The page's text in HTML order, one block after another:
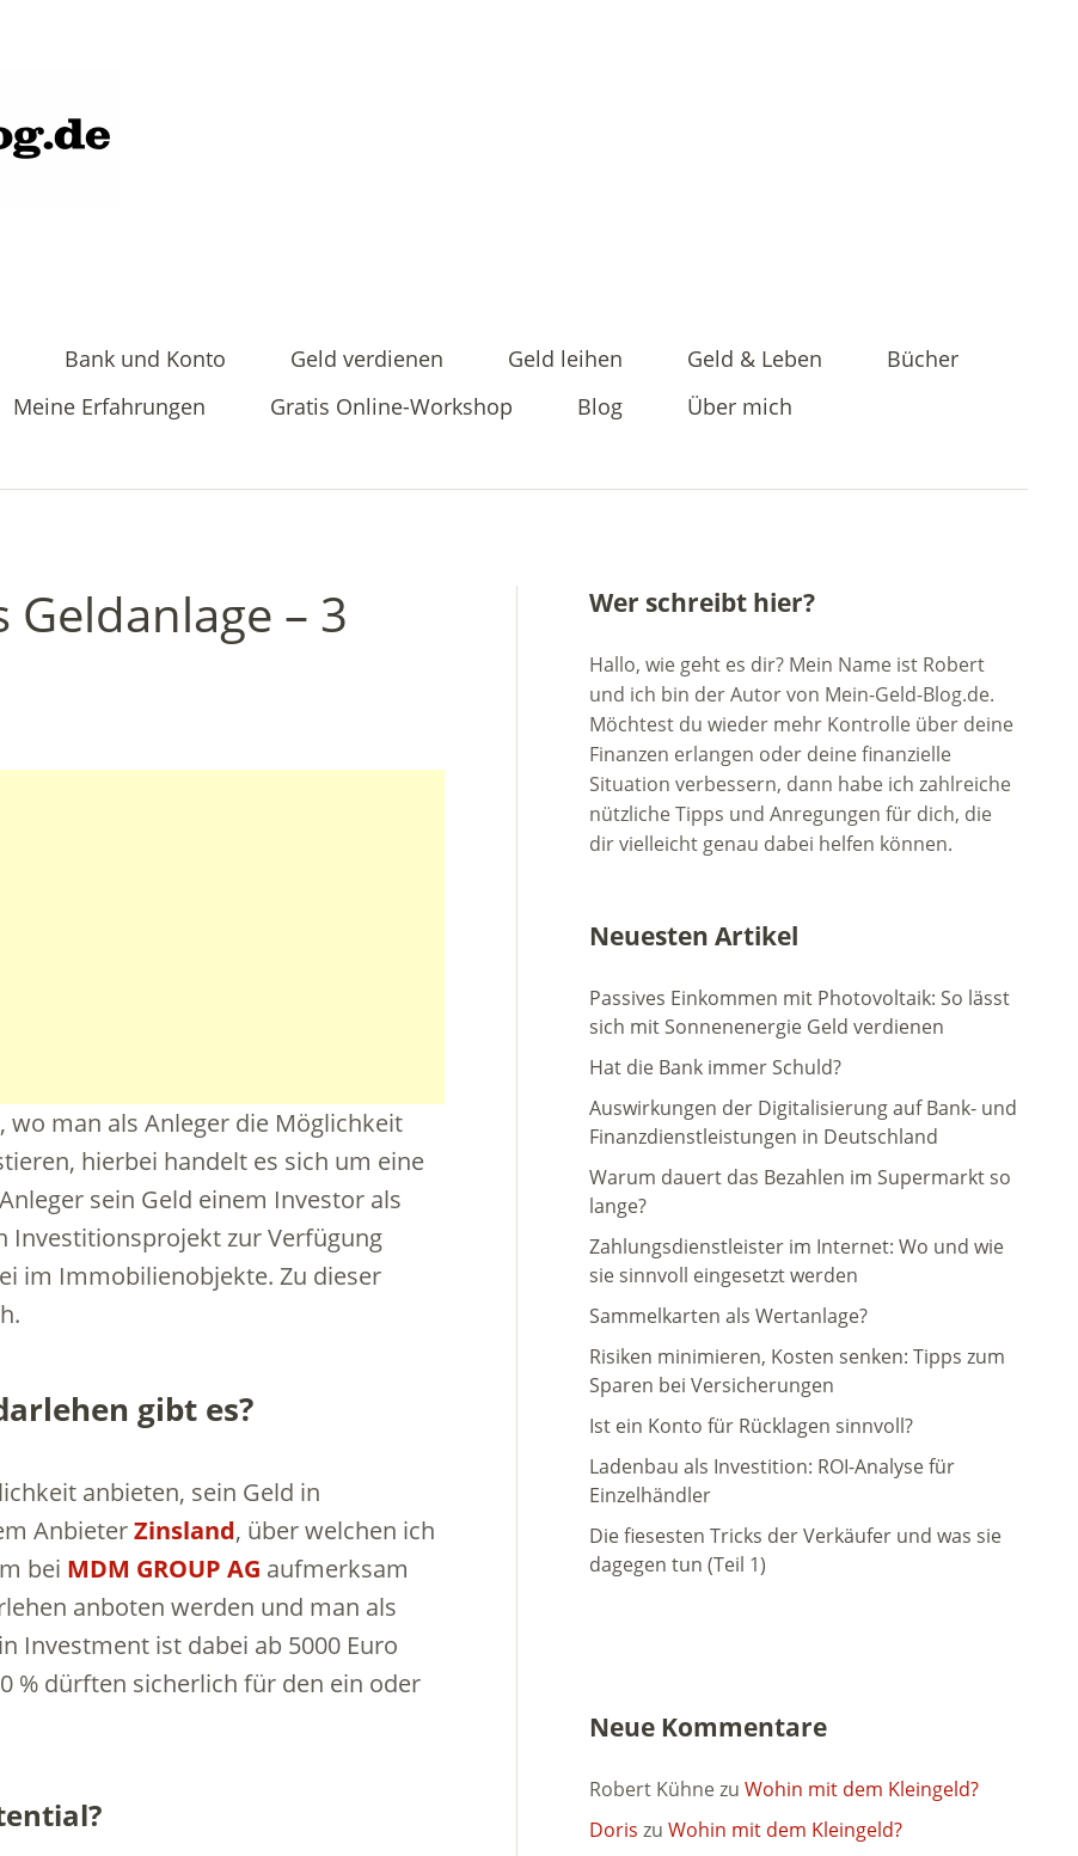
Bank und Konto Geld verdienen Geld leihen Geld & Leben
Bücher
Meine Erfahrungen Gratis Online-Workshop Blog Über mich
– 3
man als Anleger die Möglichkeit
hierbei handelt es sich um eine
sein Geld einem Investor als
Investitionsprojekt zur Verfügung
im Immobilienobjekte. Zu dieser
gibt es?
anbieten, sein Geld in
AnbieterZinsland, über welchen ich
bei MDM GROUP AG aufmerksam
anboten werden und man als
Investment ist dabei ab 5000 Euro
% dürften sicherlich für den ein oder
Wer schreibt hier?
Hallo, wie geht es dir? Mein Name ist Robert
und ich bin der Autor von Mein-Geld-Blog.de.
Möchtest du wieder mehr Kontrolle über deine
Finanzen erlangen oder deine finanzielle
Situation verbessern, dann habe ich zahlreiche
nützliche Tipps und Anregungen für dich, die
dir vielleicht genau dabei helfen können.
Neuesten Artikel
Passives Einkommen mit Photovoltaik: So lässt
sich mit Sonnenenergie Geld verdienen
Hat die Bank immer Schuld?
Auswirkungen der Digitalisierung auf Bank- und
Finanzdienstleistungen in Deutschland
Warum dauert das Bezahlen im Supermarkt so
lange?
Zahlungsdienstleister im Internet: Wo und wie
sie sinnvoll eingesetzt werden
Sammelkarten als Wertanlage?
Risiken minimieren, Kosten senken: Tipps zum
Sparen bei Versicherungen
Ist ein Konto für Rücklagen sinnvoll?
Ladenbau als Investition: ROI-Analyse für
Einzelhändler
Die fiesesten Tricks der Verkäufer und was sie
dagegen tun (Teil 1)
Neue Kommentare
Robert Kühnezu Wohin mit dem Kleingeld?
Doris zu Wohin mit dem Kleingeld?